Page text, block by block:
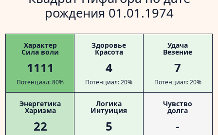
рождения 01.01.1974
Характер
Сила воли
1111
Потенциал: 80%
Здоровье
Красота
4
Потенциал: 20%
Удача
Везение
7
Потенциал: 20%
Энергетика
Харизма
22
Логика
Интуиция
5
Чувство
долга
-